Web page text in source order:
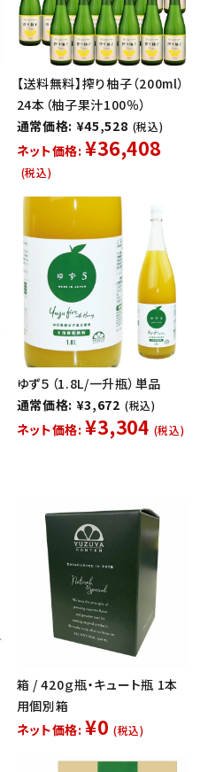
【送料無料】搾り柚子（200ml）
24本（柚子果汁100％）
通常価格: ¥45,528 (税込)
ネット価格: ¥36,408
(税込)
ゆず５（1.8L/一升瓶）単品
通常価格: ¥3,672 (税込)
ネット価格: ¥3,304 (税込)
箱 / 420ｇ瓶・キュート瓶 1本
用個別箱
ネット価格: ¥0 (税込)